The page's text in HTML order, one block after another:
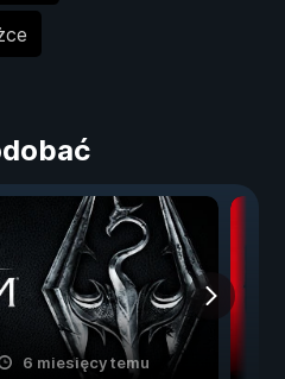
6 miesięcy temu